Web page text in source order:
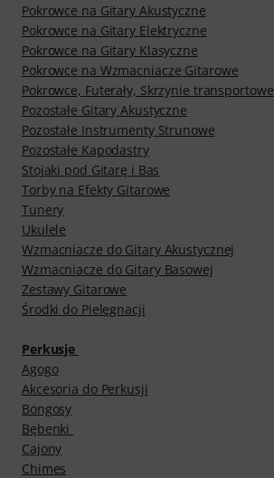
Pokrowce na Gitary Akustyczne
Pokrowce na Gitary Elektryczne
Pokrowce na Gitary Klasyczne
Pokrowce na Wzmacniacze Gitarowe
Pokrowce, Futerały, Skrzynie transportowe
Pozostałe Gitary Akustyczne
Pozostałe Instrumenty Strunowe
Pozostałe Kapodastry
Stojaki pod Gitarę i Bas
Torby na Efekty Gitarowe
Tunery
Ukulele
Wzmacniacze do Gitary Akustycznej
Wzmacniacze do Gitary Basowej
Zestawy Gitarowe
Środki do Pielęgnacji
Perkusje
Agogo
Akcesoria do Perkusji
Bongosy
Bębenki
Cajony
Chimes